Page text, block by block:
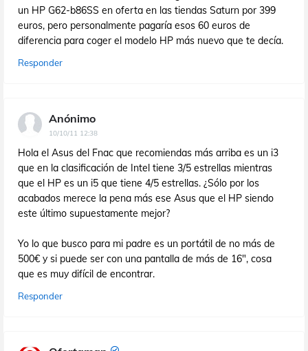
un HP G62-b86SS en oferta en las tiendas Saturn por 399
euros, pero personalmente pagaría esos 60 euros de
diferencia para coger el modelo HP más nuevo que te decía.
Responder
Anónimo
10/10/11 12:38
Hola el Asus del Fnac que recomiendas más arriba es un i3
que en la clasificación de Intel tiene 3/5 estrellas mientras
que el HP es un i5 que tiene 4/5 estrellas. ¿Sólo por los
acabados merece la pena más ese Asus que el HP siendo
este último supuestamente mejor?
Yo lo que busco para mi padre es un portátil de no más de
500€ y si puede ser con una pantalla de más de 16", cosa
que es muy difícil de encontrar.
Responder